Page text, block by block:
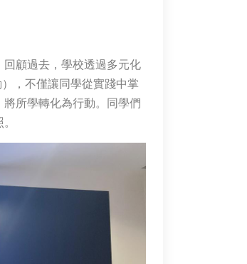
顧過去，學校透過多元化
，不僅讓同學從實踐中掌
所學轉化為行動。同學們